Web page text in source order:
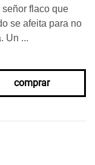
flaco que
se afeita para no
Un ...
comprar